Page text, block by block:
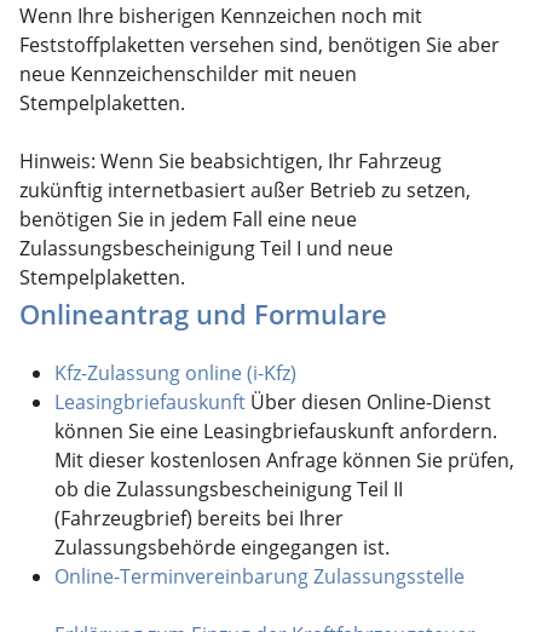
Wenn Ihre bisherigen Kennzeichen noch mit
Feststoffplaketten versehen sind, benötigen Sie aber
neue Kennzeichenschilder mit neuen
Stempelplaketten.
Hinweis: Wenn Sie beabsichtigen, Ihr Fahrzeug
zukünftig internetbasiert außer Betrieb zu setzen,
benötigen Sie in jedem Fall eine neue
Zulassungsbescheinigung Teil I und neue
Stempelplaketten.
Onlineantrag und Formulare
Kfz-Zulassung online (i-Kfz)
Leasingbriefauskunft Über diesen Online-Dienst
können Sie eine Leasingbriefauskunft anfordern.
Mit dieser kostenlosen Anfrage können Sie prüfen,
ob die Zulassungsbescheinigung Teil II
(Fahrzeugbrief) bereits bei Ihrer
Zulassungsbehörde eingegangen ist.
Online-Terminvereinbarung Zulassungsstelle